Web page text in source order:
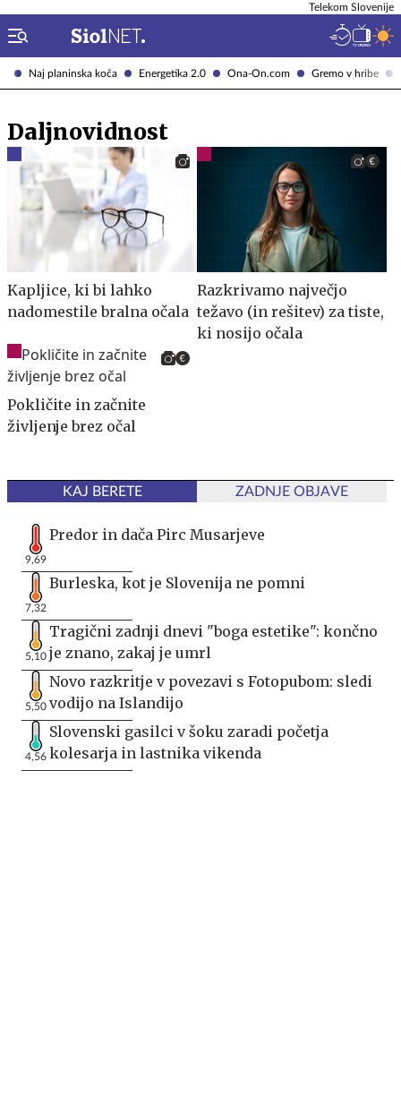
Naj planinska koča Energetika 2.0 Ona-On.com Gremo v hribe
Telekom Slovenije
Daljnovidnost
Kapljice, ki bi lahko
nadomestile bralna očala
Razkrivamo največjo
težavo (in rešitev) za tiste,
ki nosijo očala
Pokličite in začnite
življenje brez očal
KAJ BERETE ZADNJE OBJAVE
9,69
Predor in dača Pirc Musarjeve
7,32
Burleska, kot je Slovenija ne pomni
5,10
Tragični zadnji dnevi "boga estetike": končno
je znano, zakaj je umrl
5,50
Novo razkritje v povezavi s Fotopubom: sledi
vodijo na Islandijo
4,56
Slovenski gasilci v šoku zaradi početja
kolesarja in lastnika vikenda